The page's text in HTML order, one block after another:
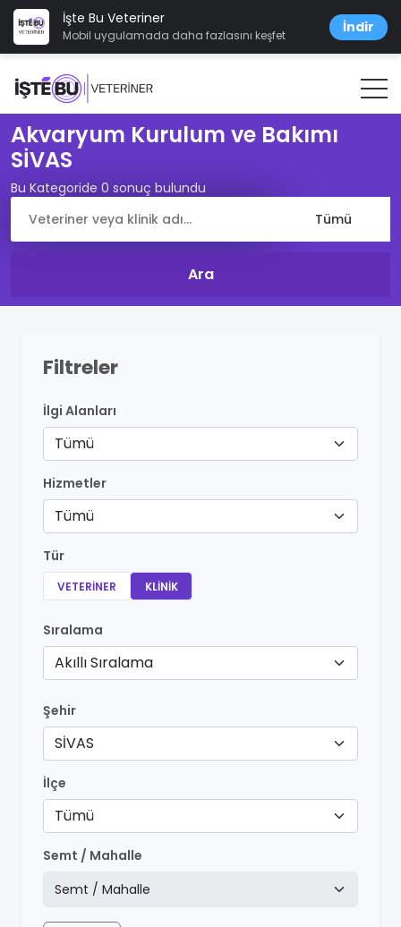
İşte Bu Veteriner
Mobil uygulamada daha fazlasını keşfet İndir
Akvaryum Kurulum ve Bakımı
SİVAS
Bu Kategoride 0 sonuç bulundu
Filtreler
İlgi Alanları
Tümü
Hizmetler
Tümü
Tür
VETERINER KLINIK
Sıralama
Akıllı Sıralama
Şehir
SİVAS
İlçe
Tümü
Semt / Mahalle